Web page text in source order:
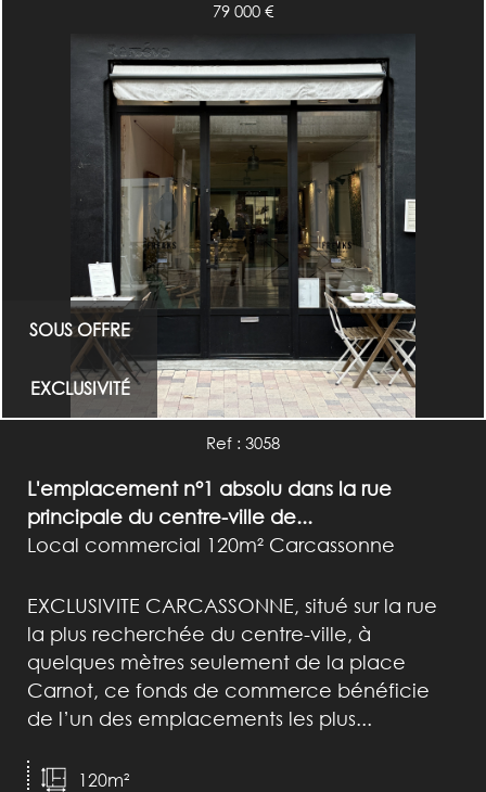
SOUS OFFRE
EXCLUSIVITÉ
79 000 €
Ref : 3058
L'emplacement n°1 absolu dans la rue
principale du centre-ville de...
Local commercial 120m² Carcassonne
EXCLUSIVITE CARCASSONNE, situé sur la rue
la plus recherchée du centre-ville, à
quelques mètres seulement de la place
Carnot, ce fonds de commerce bénéficie
de l’un des emplacements les plus...
120m²